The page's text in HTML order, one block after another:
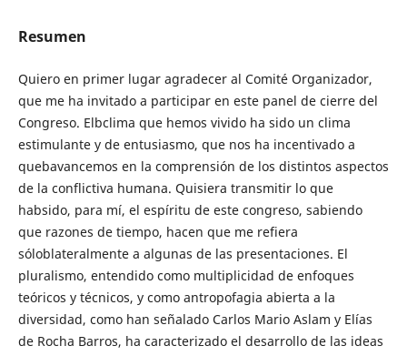
Resumen
Quiero en primer lugar agradecer al Comité Organizador,
que me ha invitado a participar en este panel de cierre del
Congreso. Elbclima que hemos vivido ha sido un clima
estimulante y de entusiasmo, que nos ha incentivado a
quebavancemos en la comprensión de los distintos aspectos
de la conflictiva humana. Quisiera transmitir lo que
habsido, para mí, el espíritu de este congreso, sabiendo
que razones de tiempo, hacen que me refiera
sóloblateralmente a algunas de las presentaciones. El
pluralismo, entendido como multiplicidad de enfoques
teóricos y técnicos, y como antropofagia abierta a la
diversidad, como han señalado Carlos Mario Aslam y Elías
de Rocha Barros, ha caracterizado el desarrollo de las ideas